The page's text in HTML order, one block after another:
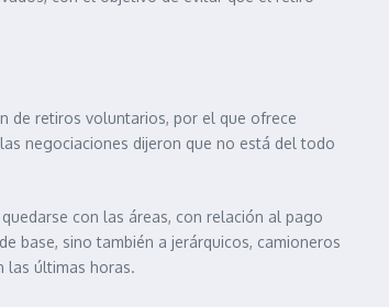
de retiros voluntarios, por el que ofrece
negociaciones dijeron que no está del todo
con las áreas, con relación al pago
base, sino también a jerárquicos, camioneros
las últimas horas.